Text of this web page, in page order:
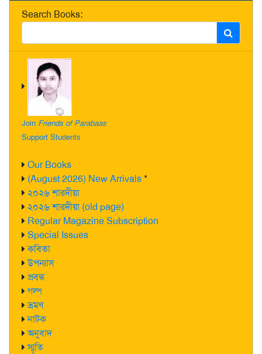
Search Books:
Join Friends of Parabaas
Support Students
Our Books
(August 2026) New Arrivals*
২০২৬ শারদীয়া
২০২৬ শারদীয়া (old page)
Regular Magazine Subscription
Special Issues
কবিতা
উপন্যাস
প্রবন্ধ
গল্প
ভ্রমণ
নাটক
অনুবাদ
স্মৃতি